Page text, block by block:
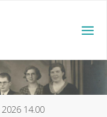
14.00